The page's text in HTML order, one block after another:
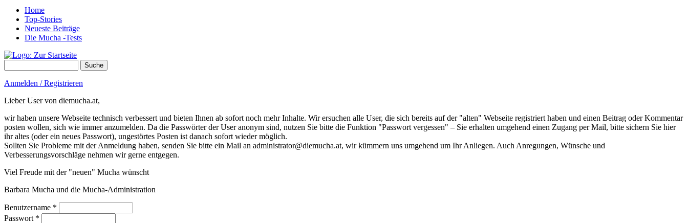
Home
Top-Stories
Neueste Beiträge
Die Mucha -Tests
Anmelden / Registrieren
Lieber User von diemucha.at,
wir haben unsere Webseite technisch verbessert und bieten Ihnen ab sofort noch mehr Inhalte. Wir ersuchen alle User, die sich bereits auf der "alten" Webseite registriert haben und einen Beitrag oder Kommentar
posten wollen, sich wie immer anzumelden. Da die Passwörter der User anonym sind, nutzen Sie bitte die Funktion "Passwort vergessen" – Sie erhalten umgehend einen Zugang per Mail, bitte sichern Sie hier
ihr altes (oder ein neues Passwort), ungestörtes Posten ist danach sofort wieder möglich.
Sollten Sie Probleme mit der Anmeldung haben, senden Sie bitte ein Mail an administrator@diemucha.at, wir kümmern uns umgehend um Ihr Anliegen. Auch Anregungen, Wünsche und
Verbesserungsvorschläge nehmen wir gerne entgegen.
Viel Freude mit der "neuen" Mucha wünscht
Barbara Mucha und die Mucha-Administration
Benutzername *
Passwort *